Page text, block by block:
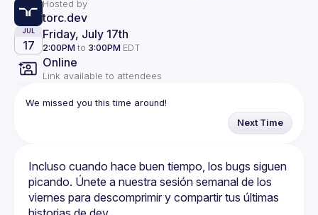
Hosted by
torc.dev
JUL
17
Friday, July 17th
2:00PM to 3:00PM EDT
Online
Link available to attendees
We missed you this time around!
Next Time
Incluso cuando hace buen tiempo, los bugs siguen
picando. Únete a nuestra sesión semanal de los
viernes para descomprimir y compartir tus últimas